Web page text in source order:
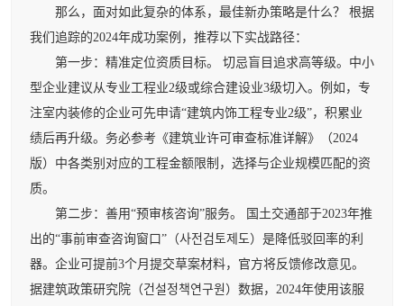
那么，面对如此复杂的体系，最佳新办策略是什么？ 根据
我们追踪的2024年成功案例，推荐以下实战路径：
第一步：精准定位资质目标。 切忌盲目追求高等级。中小
型企业建议从专业工程业2级或综合建设业3级切入。例如，专
注室内装修的企业可先申请“建筑内饰工程专业2级”，积累业
绩后再升级。务必参考《建筑业许可审查标准详解》（2024
版）中各类别对应的工程金额限制，选择与企业规模匹配的资
质。
第二步：善用“预审核咨询”服务。 国土交通部于2023年推
出的“事前审查咨询窗口”（사전검토제도）是降低驳回率的利
器。企业可提前3个月提交草案材料，官方将反馈修改意见。
据建筑政策研究院（건설정책연구원）数据，2024年使用该服